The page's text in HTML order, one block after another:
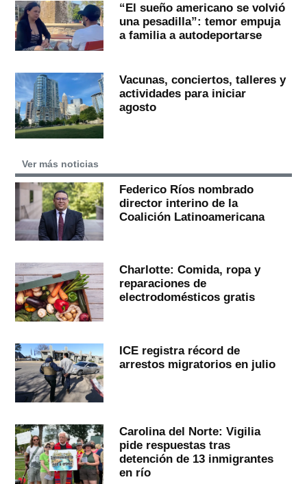
“El sueño americano se volvió
una pesadilla”: temor empuja
a familia a autodeportarse
Vacunas, conciertos, talleres y
actividades para iniciar
agosto
Ver más noticias
Federico Ríos nombrado
director interino de la
Coalición Latinoamericana
Charlotte: Comida, ropa y
reparaciones de
electrodomésticos gratis
ICE registra récord de
arrestos migratorios en julio
Carolina del Norte: Vigilia
pide respuestas tras
detención de 13 inmigrantes
en río